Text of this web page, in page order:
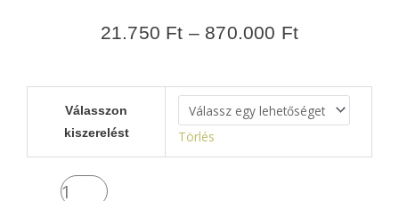
21.750 Ft – 870.000 Ft
Válasszon
kiszerelést
Törlés
mennyiség